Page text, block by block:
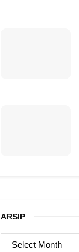
ARSIP
ARSIP